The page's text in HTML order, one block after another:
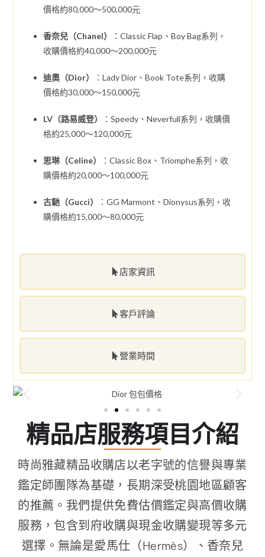
店家資訊
客戶評論
營業時間
價格約80,000～500,000元
香奈兒（Chanel）
：Classic Flap、Boy Bag系列，
收購價格約40,000～200,000元
迪奧（Dior）
：Lady Dior、Book Tote系列，收購
價格約30,000～150,000元
LV（路易威登）
：Speedy、Neverfull系列，收購價
格約25,000～120,000元
思琳（Celine）
：Classic Box、Triomphe系列，收
購價格約20,000～100,000元
古馳（Gucci）
：GG Marmont、Dionysus系列，收
購價格約15,000～80,000元
精品店服務項目介紹
時尚雅藏精品收購店以老字號的信譽與專業
鑑定師團隊為基礎，長期深受桃園地區顧客
的推薦。我們提供免費估價鑑定與高價收購
服務，包含到府收購與現金收購變現等多元
選擇。無論是愛馬仕（Hermès）、香奈兒